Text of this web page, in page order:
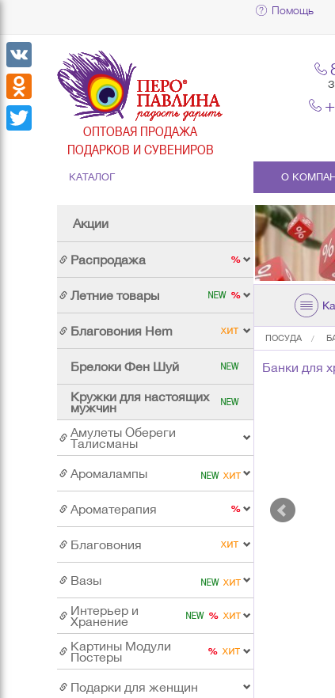
Помощь
ОПТОВАЯ ПРОДАЖА
ПОДАРКОВ И СУВЕНИРОВ
КАТАЛОГ
Акции
Распродажа
Летние товары
Благовония Hem
Брелоки Фен Шуй
Кружки для настоящих
мужчин
Амулеты Обереги
Талисманы
Аромалампы
Ароматерапия
Благовония
Вазы
Интерьер и
Хранение
Картины Модули
Постеры
Подарки для женщин
О
ПОСУДА
Банки для
VK
Odnoklassniki